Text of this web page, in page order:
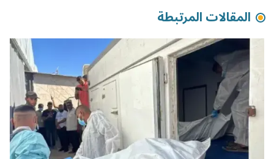
المقالات المرتبطة